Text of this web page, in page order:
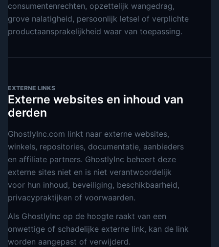
consumentenrechten, opzettelijk wangedrag,
grove nalatigheid, persoonlijk letsel of verplichte
productaansprakelijkheid waar van toepassing.
EXTERNE LINKS
Externe websites en inhoud van
derden
GhostlyInc.com linkt naar externe websites,
winkels, repositories, documentatie, aanbieders
en affiliate partners. GhostlyInc beheert deze
externe sites niet en is niet verantwoordelijk
voor hun inhoud, beveiliging, beschikbaarheid,
privacypraktijken of voorwaarden.
Als GhostlyInc op de hoogte raakt van een
onwettige of schadelijke externe link, kan de link
worden aangepast of verwijderd.